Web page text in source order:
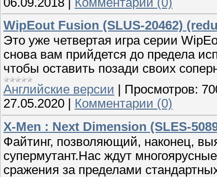
WipEout Fusion (SLUS-20462)
Это уже четвертая игра серии
снова вам прийдется до предела
чтобы оставить позади своих
Английские версии
Просмотров:
27.05.2020
Комментарии (0)
X-Men : Next Dimension (SLES-
Файтинг, позволяющий, наконец,
супермутант.Нас ждут
сражения за пределами